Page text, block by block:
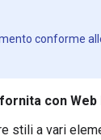
conforme
con Web
stili a vari